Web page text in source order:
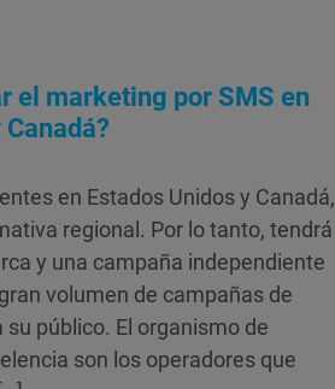
el marketing por SMS en
en Estados Unidos y Canadá,
regional. Por lo tanto, tendrá
y una campaña independiente
volumen de campañas de
público. El organismo de
son los operadores que